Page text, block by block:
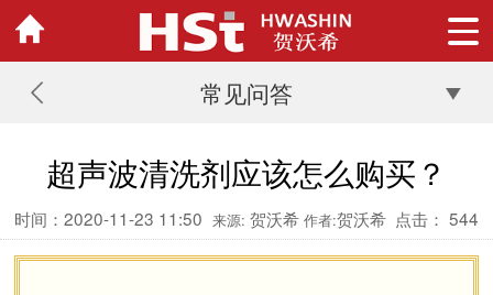
常见问答
超声波清洗剂应该怎么购买？
时间：2020-11-23 11:50 来源: 贺沃希 作者:贺沃希 点击： 544